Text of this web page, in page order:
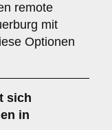
remote
mit
Optionen
sich
in